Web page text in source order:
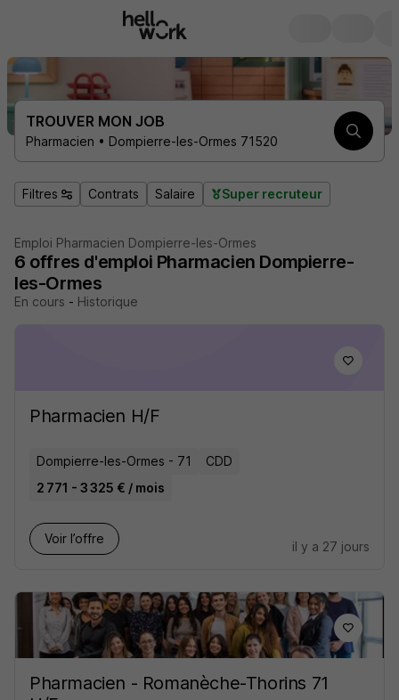
TROUVER MON JOB
Pharmacien • Dompierre-les-Ormes 71520
Filtres Contrats Salaire Super recruteur
Emploi Pharmacien Dompierre-les-Ormes
6 offres d'emploi Pharmacien Dompierre-
les-Ormes
En cours - Historique
Pharmacien H/F
Dompierre-les-Ormes - 71
CDD
2 771 - 3 325 € / mois
Voir l’offre
il y a 27 jours
Pharmacien - Romanèche-Thorins 71